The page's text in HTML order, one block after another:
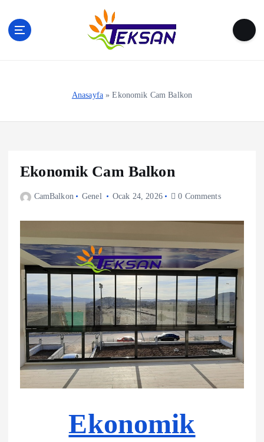
Anasayfa »Ekonomik Cam Balkon
Ekonomik Cam Balkon
CamBalkon Genel Ocak 24, 2026 0 Comments
Ekonomik